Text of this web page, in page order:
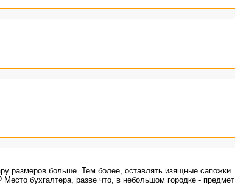
размеров больше. Тем более, оставлять изящные сапожки
бухгалтера, разве что, в небольшом городке - предмет